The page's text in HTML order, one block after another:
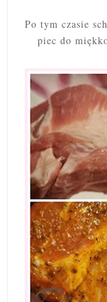
Po tym czasie
piec do